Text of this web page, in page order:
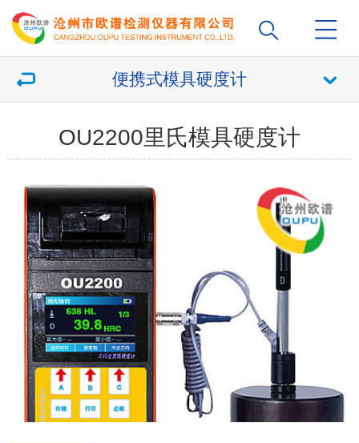
便携式模具硬度计
OU2200里氏模具硬度计